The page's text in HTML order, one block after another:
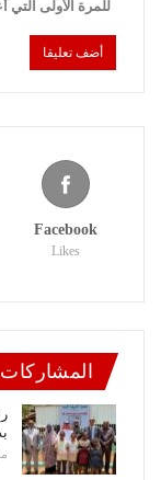
للمرة الأولى التي
Facebook
Likes
المشاركات